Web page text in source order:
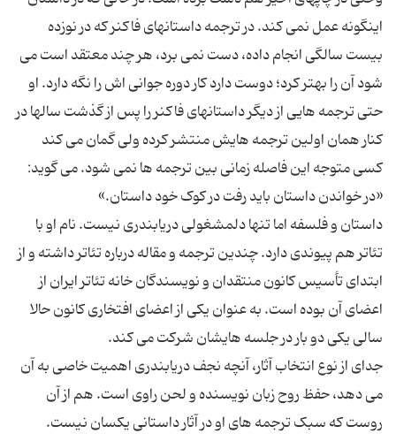
اینگونه عمل نمى کند. در ترجمه داستانهاى فاکنر که در نوزده
بیست سالگى انجام داده، دست نمى برد، هر چند معتقد است مى
شود آن را بهتر کرد؛ دوست دارد کار دوره جوانى اش را نگه دارد. او
حتى ترجمه هایى از دیگر داستانهاى فاکنر را پس از گذشت سالها در
کنار همان اولین ترجمه هایش منتشر کرده ولى گمان مى کند
کسى متوجه این فاصله زمانى بین ترجمه ها نمى شود. مى گوید:
داستان و فلسفه اما تنها دلمشغولى دریابندرى نیست. نام او با
تئاتر هم پیوندى دارد. چندین ترجمه و مقاله درباره تئاتر داشته و از
ابتداى تأسیس کانون منتقدان و نویسندگان خانه تئاتر ایران از
اعضاى آن بوده است. به عنوان یکى از اعضاى افتخارى کانون حالا
جداى از نوع انتخاب آثار، آنچه نجف دریابندرى اهمیت خاصى به آن
مى دهد، حفظ روح زبان نویسنده و لحن راوى است. هم از آن